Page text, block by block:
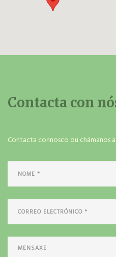
Contacta con
Contacta connosco ou chámanos